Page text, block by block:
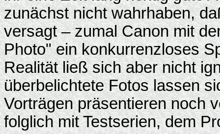
zunächst nicht wahrhaben,
versagt – zumal Canon mit
Photo" ein konkurrenzloses
Realität ließ sich aber nicht
überbelichtete Fotos lassen
Vorträgen präsentieren noch
folglich mit Testserien, dem